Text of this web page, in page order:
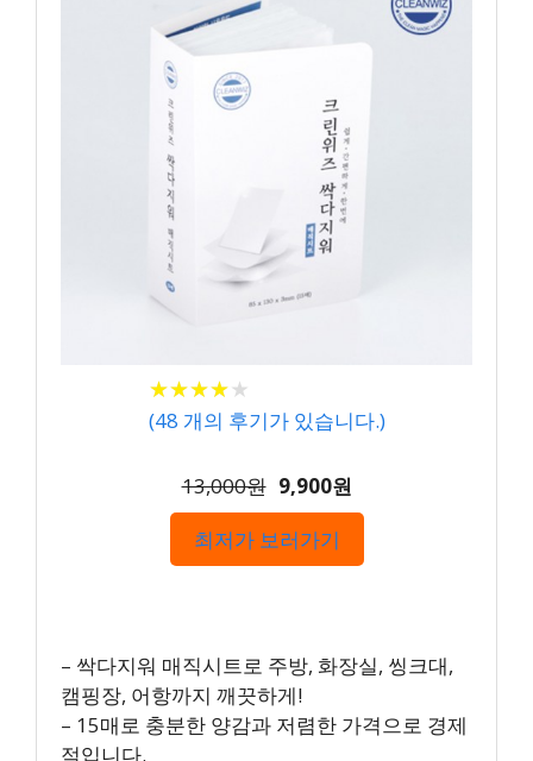
★★★★★
★★★★★
(48 개의 후기가 있습니다.)
13,000원 9,900원
최저가 보러가기
– 싹다지워 매직시트로 주방, 화장실, 씽크대,
캠핑장, 어항까지 깨끗하게!
– 15매로 충분한 양감과 저렴한 가격으로 경제
적입니다.